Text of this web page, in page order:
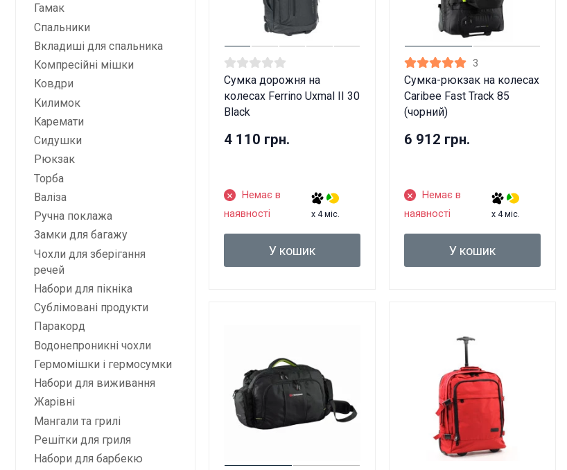
Гамак
Спальники
Вкладиші для спальника
Компресійні мішки
Ковдри
Килимок
Каремати
Сидушки
Рюкзак
Торба
Валіза
Ручна поклажа
Замки для багажу
Чохли для зберігання
речей
Набори для пікніка
Сублімовані продукти
Паракорд
Водонепроникні чохли
Гермомішки і гермосумки
Набори для виживання
Жарівні
Мангали та грилі
Решітки для гриля
Набори для барбекю
Сумка дорожня на
колесах Ferrino Uxmal II 30
Black
4 110 грн.
Немає в
наявності
x 4 міс.
У кошик
3
Сумка-рюкзак на колесах
Caribee Fast Track 85
(чорний)
6 912 грн.
Немає в
наявності
x 4 міс.
У кошик